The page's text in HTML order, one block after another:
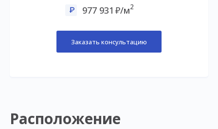
977 931 /м2
Заказать консультацию
Расположение